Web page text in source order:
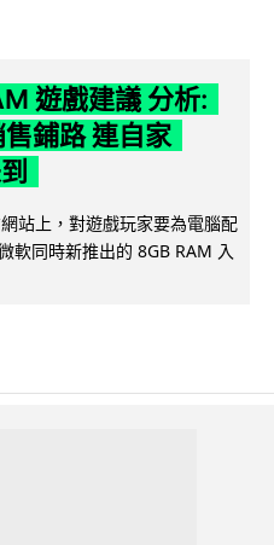
遊戲建議 分析:
鋪路 連自家
站上，對遊戲玩家要為電腦配
軟同時新推出的 8GB RAM 入